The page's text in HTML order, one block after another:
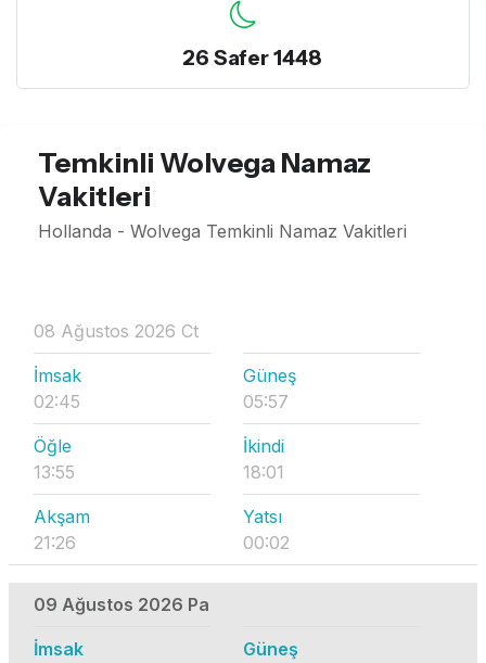
26 Safer 1448
Temkinli Wolvega Namaz
Vakitleri
Hollanda - Wolvega Temkinli Namaz Vakitleri
08 Ağustos 2026 Ct
İmsak
02:45
Güneş
05:57
Öğle
13:55
İkindi
18:01
Akşam
21:26
Yatsı
00:02
09 Ağustos 2026 Pa
İmsak
Güneş